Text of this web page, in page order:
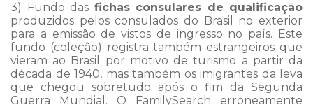
3) Fundo das fichas consulares de qualificação
produzidos pelos consulados do Brasil no exterior
para a emissão de vistos de ingresso no país. Este
fundo (coleção) registra também estrangeiros que
vieram ao Brasil por motivo de turismo a partir da
década de 1940, mas também os imigrantes da leva
que chegou sobretudo após o fim da Segunda
Guerra Mundial. O FamilySearch erroneamente